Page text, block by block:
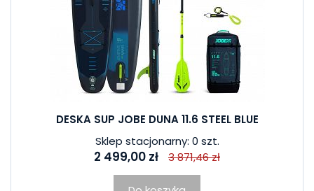
DESKA SUP JOBE DUNA 11.6 STEEL BLUE
Sklep stacjonarny: 0 szt.
2 499,00 zł 3 871,46 zł